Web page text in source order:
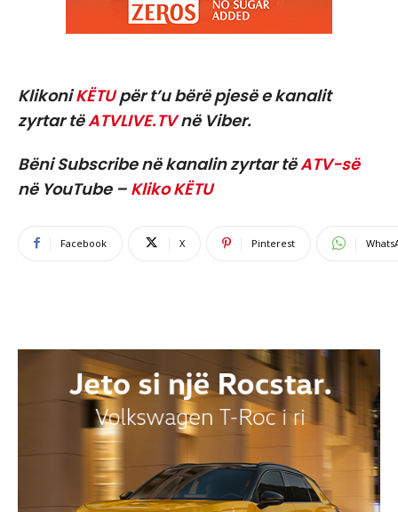
KlikoniKËTUpër t’u bërë pjesë e kanalit
zyrtar tëATVLIVE.TVnë Viber.
Bëni Subscribe në kanalin zyrtar tëATV-së
në YouTube – Kliko KËTU
Facebook X Pinterest